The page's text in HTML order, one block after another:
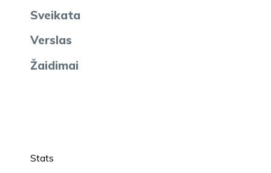
Sveikata
Verslas
Žaidimai
Stats